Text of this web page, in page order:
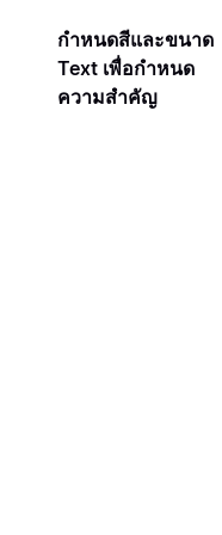
กำหนดสีและขนาด
Text เพื่อกำหนด
ความสำคัญ